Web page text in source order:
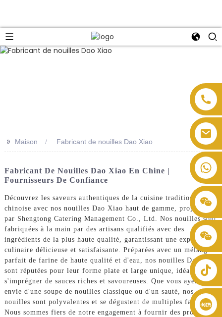
+86 8619946512999
>> Maison Fabricant de nouilles Dao Xiao
Fabricant De Nouilles Dao Xiao En Chine |
Fournisseurs De Confiance
Découvrez les saveurs authentiques de la cuisine traditionnelle
chinoise avec nos nouilles Dao Xiao haut de gamme, proposées
par Shengtong Catering Management Co., Ltd. Nos nouilles sont
fabriquées à la main par des artisans qualifiés avec des
ingrédients de la plus haute qualité, garantissant une expérience
culinaire délicieuse et satisfaisante. Préparées avec un mélange
parfait de farine de haute qualité et d'eau, nos nouilles Dao Xiao
sont réputées pour leur forme plate et large unique, idéale pour
s'imprégner de sauces riches et savoureuses. Que vous ayez
envie d'une soupe de nouilles classique ou d'un sauté, nos
nouilles sont polyvalentes et se dégustent de multiples façons.
Nous sommes fiers de notre engagement à fournir des produits